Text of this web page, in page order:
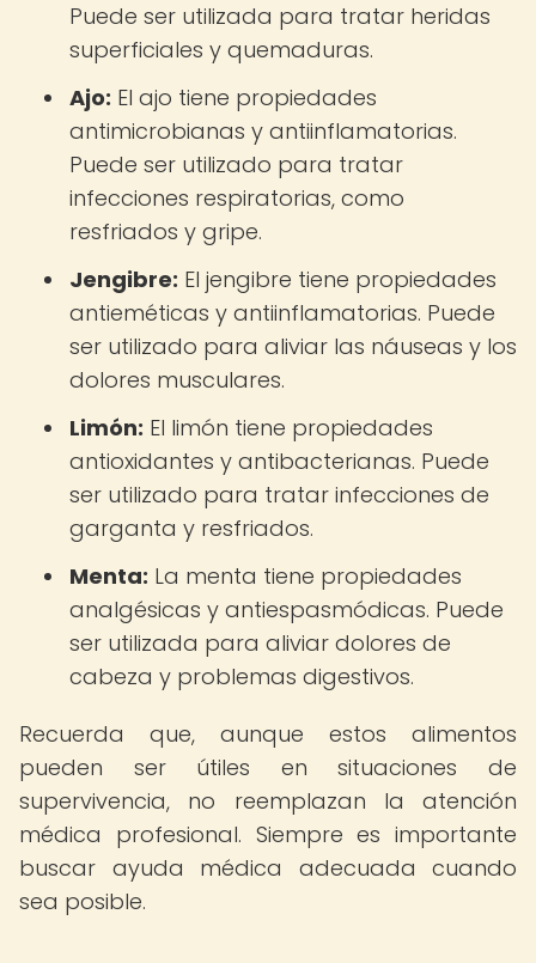
Puede ser utilizada para tratar heridas
superficiales y quemaduras.
Ajo: El ajo tiene propiedades
antimicrobianas y antiinflamatorias.
Puede ser utilizado para tratar
infecciones respiratorias, como
resfriados y gripe.
Jengibre: El jengibre tiene propiedades
antieméticas y antiinflamatorias. Puede
ser utilizado para aliviar las náuseas y los
dolores musculares.
Limón: El limón tiene propiedades
antioxidantes y antibacterianas. Puede
ser utilizado para tratar infecciones de
garganta y resfriados.
Menta: La menta tiene propiedades
analgésicas y antiespasmódicas. Puede
ser utilizada para aliviar dolores de
cabeza y problemas digestivos.
Recuerda que, aunque estos alimentos
pueden ser útiles en situaciones de
supervivencia, no reemplazan la atención
médica profesional. Siempre es importante
buscar ayuda médica adecuada cuando
sea posible.